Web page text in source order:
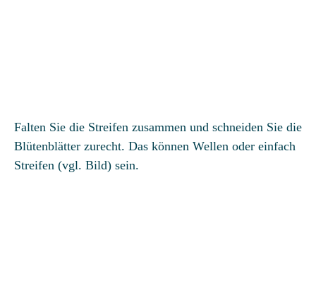
Falten Sie die Streifen zusammen und schneiden Sie die
Blütenblätter zurecht. Das können Wellen oder einfach
Streifen (vgl. Bild) sein.